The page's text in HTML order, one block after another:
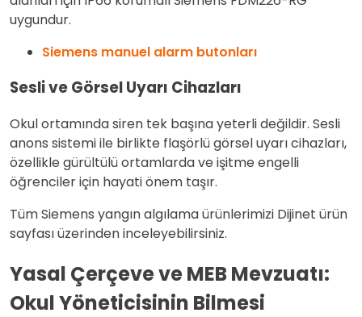
uygundur.
Siemens manuel alarm butonları
Sesli ve Görsel Uyarı Cihazları
Okul ortamında siren tek başına yeterli değildir. Sesli
anons sistemi ile birlikte flaşörlü görsel uyarı cihazları,
özellikle gürültülü ortamlarda ve işitme engelli
öğrenciler için hayati önem taşır.
Tüm Siemens yangın algılama ürünlerimizi Dijinet ürün
sayfası üzerinden inceleyebilirsiniz.
Yasal Çerçeve ve MEB Mevzuatı:
Okul Yöneticisinin Bilmesi